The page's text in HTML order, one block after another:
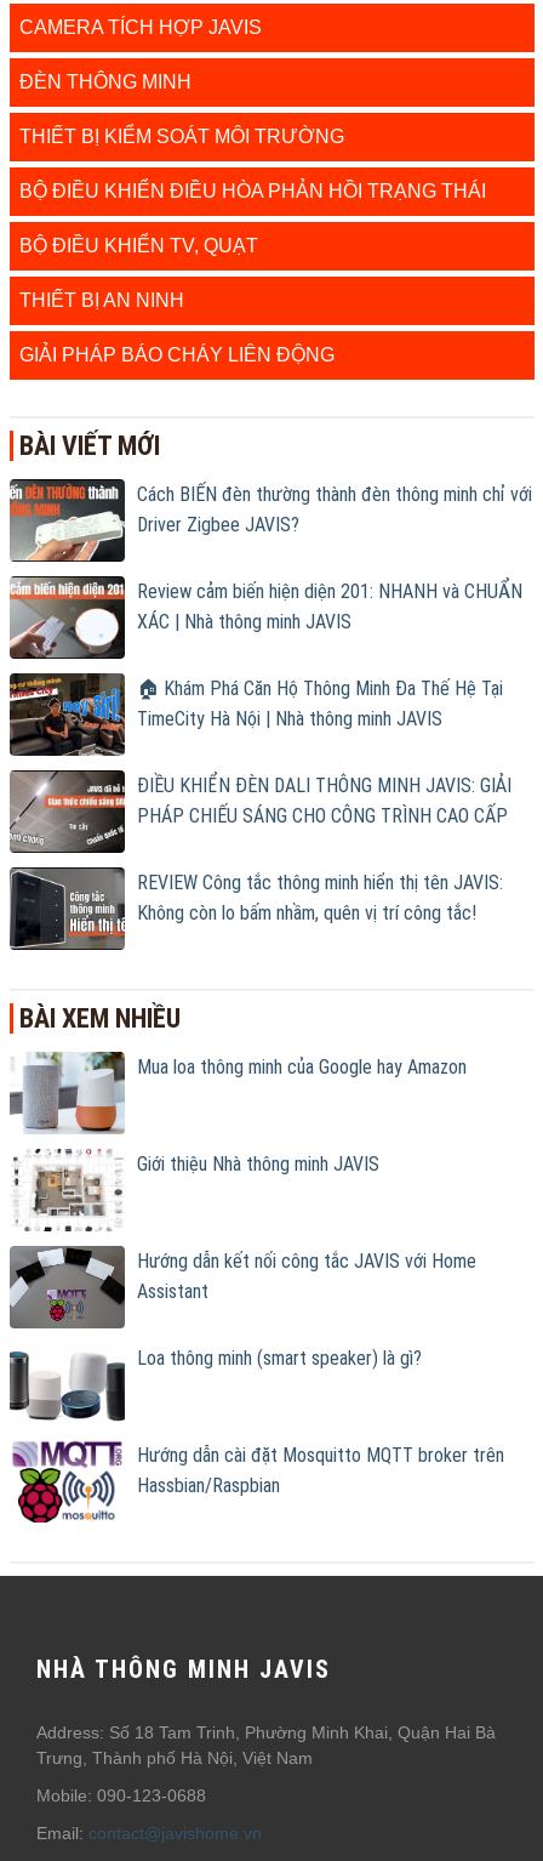
CAMERA TÍCH HỢP JAVIS
ĐÈN THÔNG MINH
THIẾT BỊ KIỂM SOÁT MÔI TRƯỜNG
BỘ ĐIỀU KHIỂN ĐIỀU HÒA PHẢN HỒI TRẠNG THÁI
BỘ ĐIỀU KHIỂN TV, QUẠT
THIẾT BỊ AN NINH
GIẢI PHÁP BÁO CHÁY LIÊN ĐỘNG
BÀI VIẾT MỚI
Cách BIẾN đèn thường thành đèn thông minh chỉ với
Driver Zigbee JAVIS?
Review cảm biến hiện diện 201: NHANH và CHUẨN
XÁC | Nhà thông minh JAVIS
🏠 Khám Phá Căn Hộ Thông Minh Đa Thế Hệ Tại
TimeCity Hà Nội | Nhà thông minh JAVIS
ĐIỀU KHIỂN ĐÈN DALI THÔNG MINH JAVIS: GIẢI
PHÁP CHIẾU SÁNG CHO CÔNG TRÌNH CAO CẤP
REVIEW Công tắc thông minh hiển thị tên JAVIS:
Không còn lo bấm nhầm, quên vị trí công tắc!
BÀI XEM NHIỀU
Mua loa thông minh của Google hay Amazon
Giới thiệu Nhà thông minh JAVIS
Hướng dẫn kết nối công tắc JAVIS với Home
Assistant
Loa thông minh (smart speaker) là gì?
Hướng dẫn cài đặt Mosquitto MQTT broker trên
Hassbian/Raspbian
NHÀ THÔNG MINH JAVIS
Address: Số 18 Tam Trinh, Phường Minh Khai, Quận Hai Bà
Trưng, Thành phố Hà Nội, Việt Nam
Mobile: 090-123-0688
Email: contact@javishome.vn